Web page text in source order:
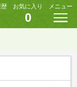
歴 お気に入り
0
メニュー